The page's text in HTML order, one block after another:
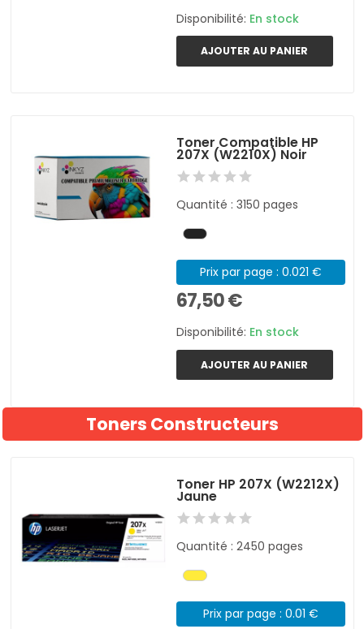
Disponibilité: En stock
AJOUTER AU PANIER
Toner Compatible HP
207X (W2210X) Noir
Quantité : 3150 pages
Prix par page : 0.021 €
67,50 €
Disponibilité: En stock
AJOUTER AU PANIER
Toners Constructeurs
Toner HP 207X (W2212X)
Jaune
Quantité : 2450 pages
Prix par page : 0.01 €